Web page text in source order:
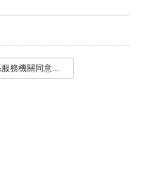
風管系服務機關同意報考證明書.doc